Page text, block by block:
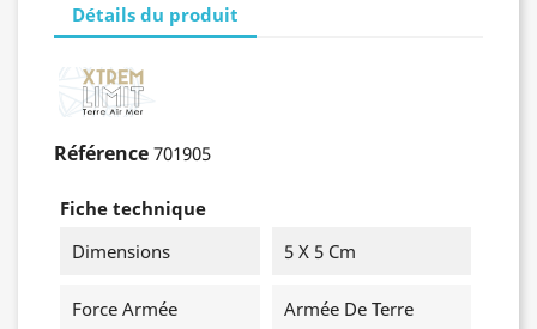
Détails du produit
Référence 701905
Fiche technique
Dimensions
5 X 5 Cm
Force Armée Armée De Terre